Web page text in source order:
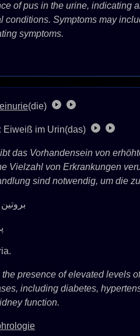
of pus in the urine, indicating
conditions. Symptoms may
symptoms.
(die)
Eiweiß im Urin(das)
das Vorhandensein von
Vielzahl von Erkrankungen
sind notwendig, um die
presence of elevated levels
including diabetes,
function.